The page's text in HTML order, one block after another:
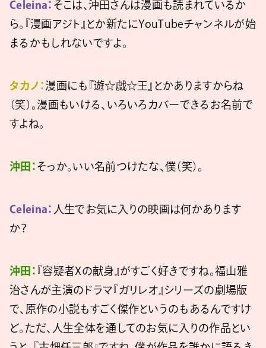
Celeina： そこは、沖田さんは漫画も読まれているか
ら。『漫画アジト』とか新たにYouTubeチャンネルが始
まるかもしれないですよ。
タカノ：漫画にも『遊☆戯☆王』とかありますからね
（笑）。漫画もいける、いろいろカバーできるお名前で
すよね。
沖田： そっか。いい名前つけたな、僕（笑）。
Celeina： 人生でお気に入りの映画は何かあります
か？
沖田： 『容疑者Xの献身』がすごく好きですね。福山雅
治さんが主演のドラマ『ガリレオ』シリーズの劇場版
で、原作の小説もすごく傑作というのもあるんですけ
ど。ただ、人生全体を通してのお気に入りの作品とい